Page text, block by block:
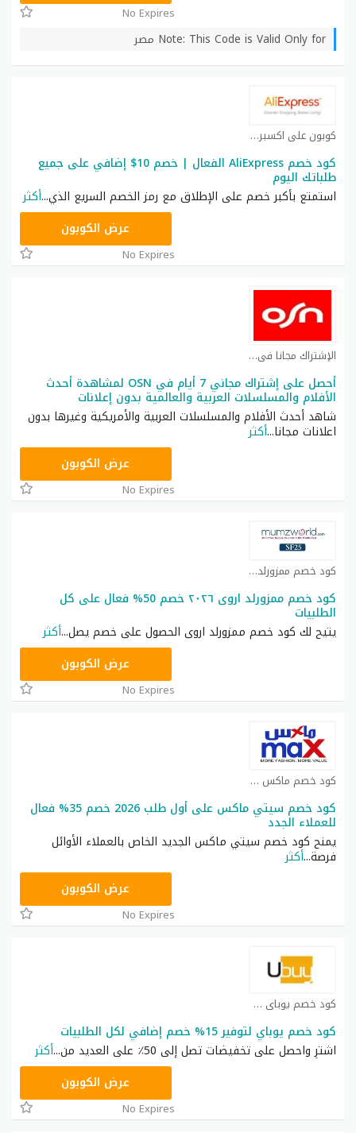
No Expires
Note: This Code is Valid Only for مصر
كوبون علي اكسبريس كوبون
كود خصم AliExpress الفعال | خصم 10$ إضافي على جميع
طلباتك اليوم
استمتع بأكبر خصم على الإطلاق مع رمز الخصم السريع الذي...أكثر
GCCWS4عرض الكوبون
No Expires
الإشتراك مجانا في OSN كوبون
أحصل على إشتراك مجاني 7 أيام في OSN لمشاهدة أحدث
الأفلام والمسلسلات العربية والعالمية بدون إعلانات
شاهد أحدث الأفلام والمسلسلات العربية والأمريكية وغيرها بدون
اعلانات مجانا...أكثر
OSN50عرض الكوبون
No Expires
كود خصم ممزورلد كوبون
كود خصم ممزورلد اروى ٢٠٢٦ خصم 50% فعال على كل
الطلبيات
يتيح لك كود خصم ممزورلد اروى الحصول على خصم يصل...أكثر
عرض الكوبون
No Expires
كود خصم ماكس فاشون كوبون
كود خصم سيتي ماكس على أول طلب 2026 خصم 35% فعال
للعملاء الجدد
يمنح كود خصم سيتي ماكس الجديد الخاص بالعملاء الأوائل
فرصة...أكثر
عرض الكوبون
No Expires
كود خصم يوباي كوبون
كود خصم يوباي لتوفير 15% خصم إضافي لكل الطلبيات
اشترِ واحصل على تخفيضات تصل إلى 50٪ على العديد من
...أكثر
ADM40عرض الكوبون
No Expires